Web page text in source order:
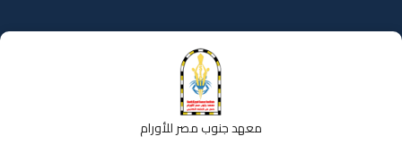
إلى
المحتوى
معهد جنوب مصر للأورام